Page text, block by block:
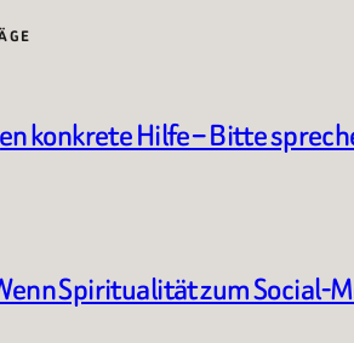
konkrete Hilfe – Bitte
Spiritualität zum Social-